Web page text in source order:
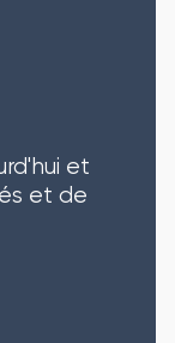
et
et de